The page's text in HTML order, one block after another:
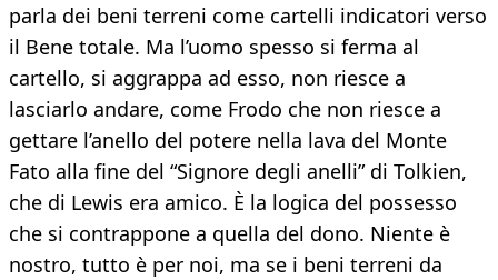
parla dei beni terreni come cartelli indicatori verso
il Bene totale. Ma l’uomo spesso si ferma al
cartello, si aggrappa ad esso, non riesce a
lasciarlo andare, come Frodo che non riesce a
gettare l’anello del potere nella lava del Monte
Fato alla fine del “Signore degli anelli” di Tolkien,
che di Lewis era amico. È la logica del possesso
che si contrappone a quella del dono. Niente è
nostro, tutto è per noi, ma se i beni terreni da